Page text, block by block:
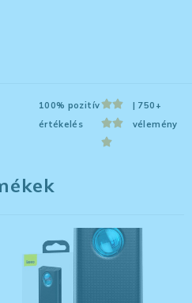
100% pozitív
értékelés
| 750+
vélemény